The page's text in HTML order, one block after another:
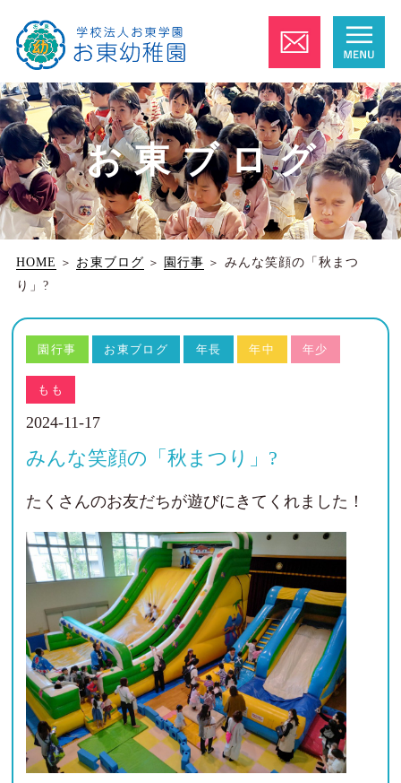
お東ブログ
HOME ＞ お東ブログ ＞ 園行事 ＞ みんな笑顔の「秋まつ
り」?
園行事 お東ブログ 年長 年中 年少
もも
2024-11-17
みんな笑顔の「秋まつり」?
たくさんのお友だちが遊びにきてくれました！